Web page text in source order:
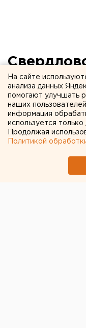
выясняют
суде
На сайте
анализа данных
помогают улучшать
наших
информация
используется только
Продолжая
Политикой